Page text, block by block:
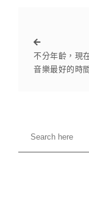
不分年齡，現
音樂最好的時間